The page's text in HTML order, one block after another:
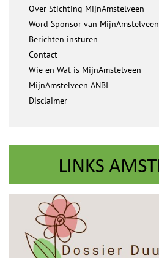
Over Stichting MijnAmstelveen
Word Sponsor van MijnAmstelveen
Berichten insturen
Contact
Wie en Wat is MijnAmstelveen
MijnAmstelveen ANBI
Disclaimer